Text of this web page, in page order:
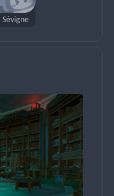
Sévigne